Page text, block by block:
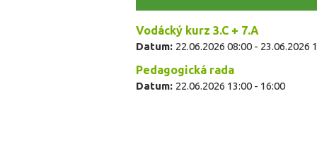
Vodácký kurz 3.C + 7.A
Datum: 22.06.2026 08:00 - 23.06.2026
Pedagogická rada
Datum: 22.06.2026 13:00 - 16:00